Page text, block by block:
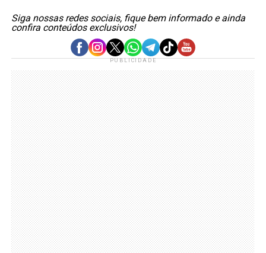
Siga nossas redes sociais, fique bem informado e ainda
confira conteúdos exclusivos!
PUBLICIDADE